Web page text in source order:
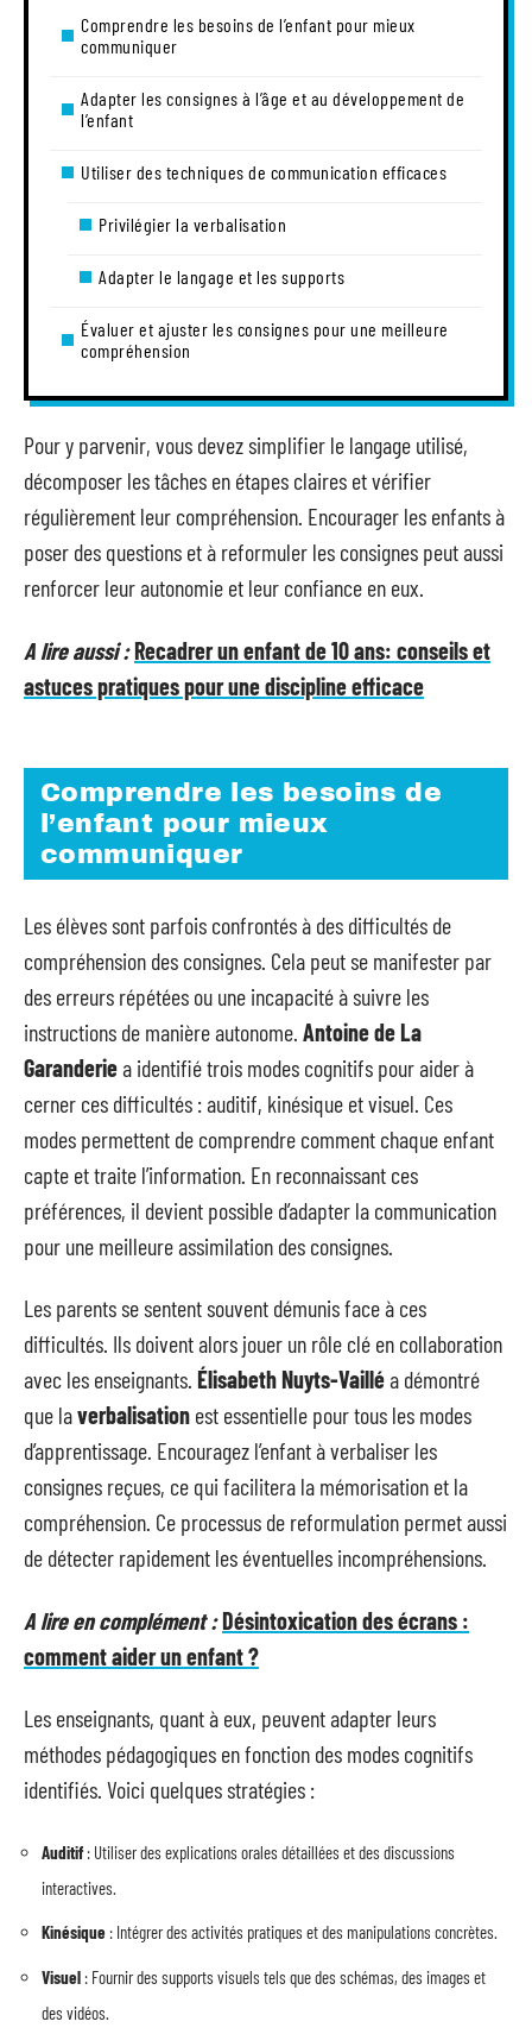
Comprendre les besoins de l’enfant pour mieux
communiquer
Adapter les consignes à l’âge et au développement de
l’enfant
Utiliser des techniques de communication efficaces
Privilégier la verbalisation
Adapter le langage et les supports
Évaluer et ajuster les consignes pour une meilleure
compréhension
Pour y parvenir, vous devez simplifier le langage utilisé,
décomposer les tâches en étapes claires et vérifier
régulièrement leur compréhension. Encourager les enfants à
poser des questions et à reformuler les consignes peut aussi
renforcer leur autonomie et leur confiance en eux.
A lire aussi :Recadrer un enfant de 10 ans: conseils et
astuces pratiques pour une discipline efficace
Comprendre les besoins de
l’enfant pour mieux
communiquer
Les élèves sont parfois confrontés à des difficultés de
compréhension des consignes. Cela peut se manifester par
des erreurs répétées ou une incapacité à suivre les
instructions de manière autonome. Antoine de La
Garanderiea identifié trois modes cognitifs pour aider à
cerner ces difficultés : auditif, kinésique et visuel. Ces
modes permettent de comprendre comment chaque enfant
capte et traite l’information. En reconnaissant ces
préférences, il devient possible d’adapter la communication
pour une meilleure assimilation des consignes.
Les parents se sentent souvent démunis face à ces
difficultés. Ils doivent alors jouer un rôle clé en collaboration
avec les enseignants. Élisabeth Nuyts-Vailléa démontré
que laverbalisation est essentielle pour tous les modes
d’apprentissage. Encouragez l’enfant à verbaliser les
consignes reçues, ce qui facilitera la mémorisation et la
compréhension. Ce processus de reformulation permet aussi
de détecter rapidement les éventuelles incompréhensions.
A lire en complément :Désintoxication des écrans :
comment aider un enfant ?
Les enseignants, quant à eux, peuvent adapter leurs
méthodes pédagogiques en fonction des modes cognitifs
identifiés. Voici quelques stratégies :
Auditif: Utiliser des explications orales détaillées et des discussions
interactives.
Kinésique : Intégrer des activités pratiques et des manipulations concrètes.
Visuel : Fournir des supports visuels tels que des schémas, des images et
des vidéos.